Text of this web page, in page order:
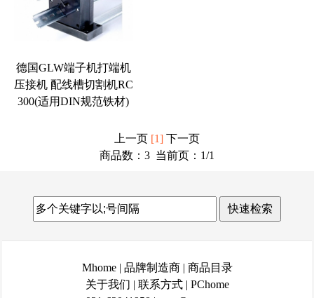
德国GLW端子机打端机
压接机 配线槽切割机RC
300(适用DIN规范铁材)
上一页 [1] 下一页
商品数：3 当前页： 1/1
Mhome| 品牌制造商| 商品目录
关于我们 | 联系方式| PChome